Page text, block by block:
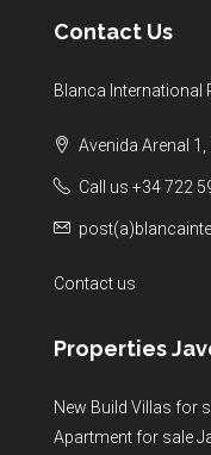
Contact Us
Blanca International
Avenida Arenal
Call us +34 722
Contact us
Properties
New Build Villas for
Apartment for sale